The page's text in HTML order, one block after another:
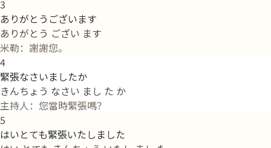
3
ありがとうございます
ありがとう ござい ます
米勒：謝謝您。
4
緊張なさいましたか
きんちょう なさい まし た か
主持人：您當時緊張嗎？
5
はいとても緊張いたしました